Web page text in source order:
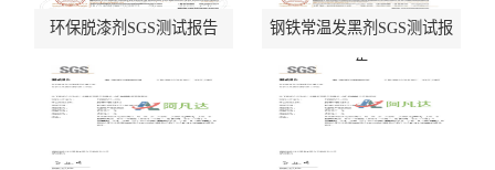
环保脱漆剂SGS测试报告 钢铁常温发黑剂SGS测试报
告